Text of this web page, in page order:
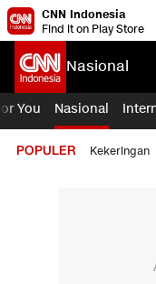
CNN Indonesia
Find it on Play Store
Nasional
You Nasional
POPULER Kekeringan